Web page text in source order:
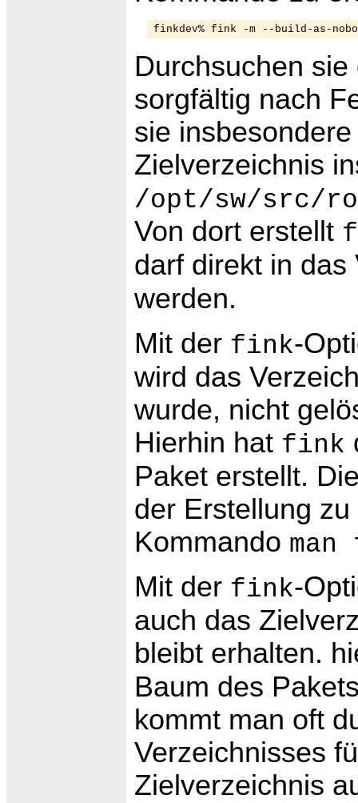
Durchsuchen
sorgfältig nach
sie
Zielverzeichnis
/opt/sw/src/
Von dort erstellt
darf direkt in
werden.
Mit der fink-
wird das
wurde, nicht
Hierhin hat fink
Paket erstellt.
der Erstellung
Kommando
Mit der fink-
auch das
bleibt erhalten.
Baum des
kommt man oft
Verzeichnisses
Zielverzeichnis